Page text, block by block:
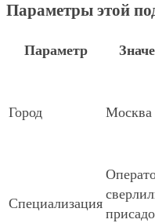
Параметры этой
Параметр
Город Москва
Специализация